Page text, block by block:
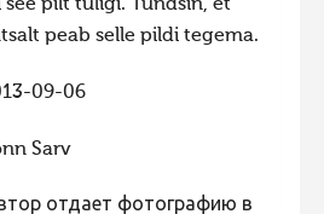
see pilt tuligi. Tundsin, et
peab selle pildi tegema.
09-06
Sarv
отдает фотографию в